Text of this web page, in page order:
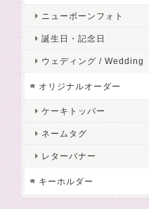
ニューボーンフォト
誕生日・記念日
ウェディング / Wedding
オリジナルオーダー
ケーキトッパー
ネームタグ
レターバナー
キーホルダー